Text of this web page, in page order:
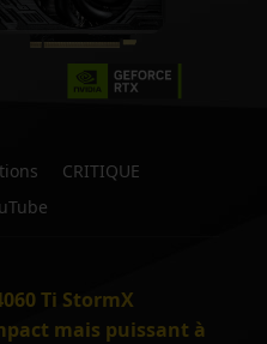
CRITIQUE
Ti StormX
mais puissant à